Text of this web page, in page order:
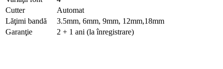
Cutter
Automat
Lăţimi bandă
3.5mm, 6mm, 9mm, 12mm,18mm
Garanţie
2 + 1 ani (la înregistrare)